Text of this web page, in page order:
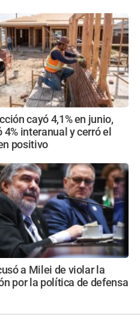
cayó 4,1% en junio,
4% interanual y cerró el
positivo
a Milei de violar la
por la política de defensa